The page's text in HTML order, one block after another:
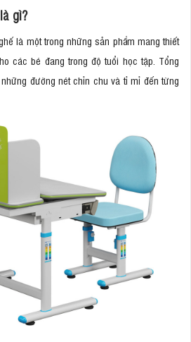
gì?
là một trong những sản phẩm mang thiết
các bé đang trong độ tuổi học tập. Tổng
đường nét chỉn chu và tỉ mỉ đến từng